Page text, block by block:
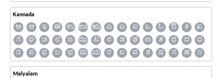
Kannada
ಅ ಆ ಇ ಈ ಉ ಊ ಋ ಎ ಏ ಐ ಒ ಓ ಔ ಕ
ಖ
ಗ
ಘ ಚ ಛ ಜ ಝ ಟ ಠ ಡ ಢ ಣ ತ ಥ ದ
ಧ
ನ
ಪ ಫ ಬ ಭ ಮ ಯ ರ ಲ ವ ಶ ಷ ಸ ಹ ೧
Malyalam